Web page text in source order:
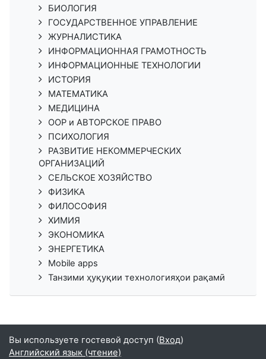
БИОЛОГИЯ
ГОСУДАРСТВЕННОЕ УПРАВЛЕНИЕ
ЖУРНАЛИСТИКА
ИНФОРМАЦИОННАЯ ГРАМОТНОСТЬ
ИНФОРМАЦИОННЫЕ ТЕХНОЛОГИИ
ИСТОРИЯ
МАТЕМАТИКА
МЕДИЦИНА
ООР и АВТОРСКОЕ ПРАВО
ПСИХОЛОГИЯ
РАЗВИТИЕ НЕКОММЕРЧЕСКИХ
ОРГАНИЗАЦИЙ
СЕЛЬСКОЕ ХОЗЯЙСТВО
ФИЗИКА
ФИЛОСОФИЯ
ХИМИЯ
ЭКОНОМИКА
ЭНЕРГЕТИКА
Mobile apps
Танзими ҳуқуқии технологияҳои рақамӣ
Вы используете гостевой доступ (Вход)
Английский язык (чтение)